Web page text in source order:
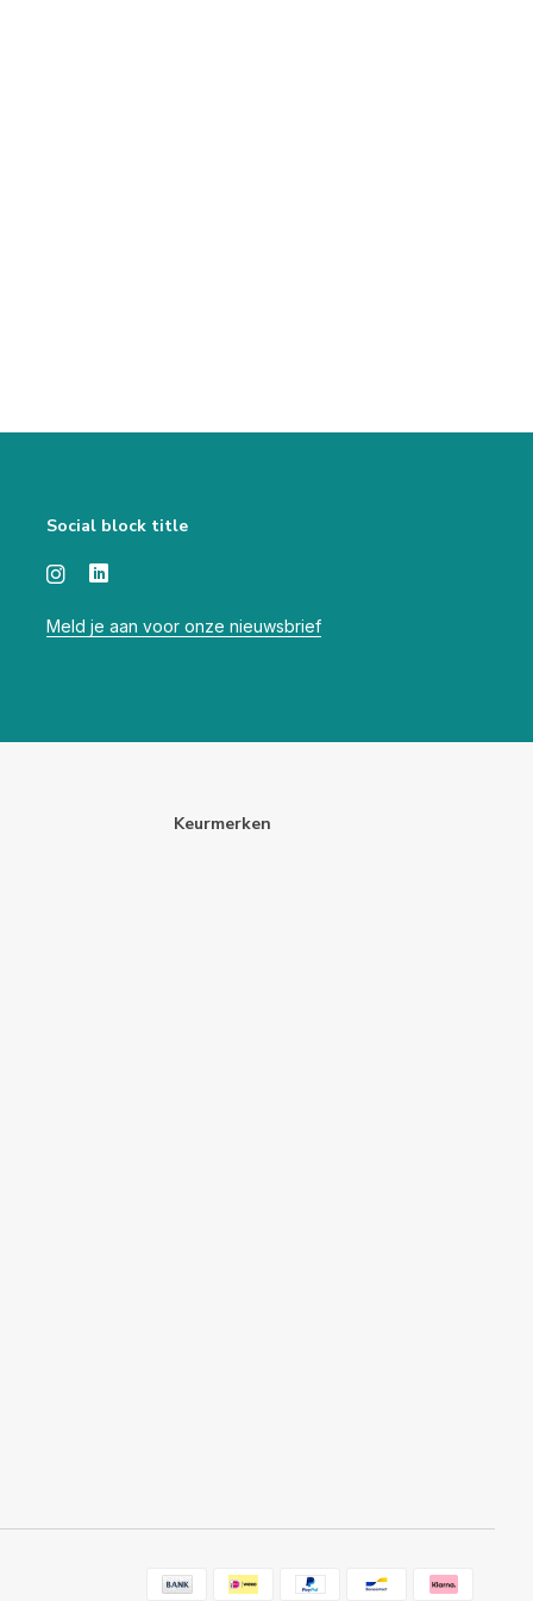
Social block title
Meld je aan voor onze nieuwsbrief
Keurmerken